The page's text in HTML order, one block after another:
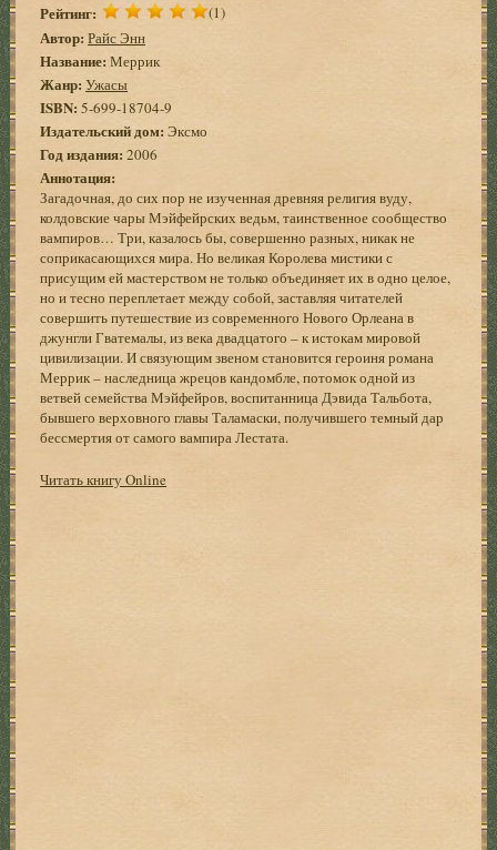
Рейтинг: (1)
Автор: Райс Энн
Название:Меррик
Жанр: Ужасы
ISBN: 5-699-18704-9
Издательский дом: Эксмо
Год издания: 2006
Аннотация:
Загадочная, до сих пор не изученная древняя религия вуду,
колдовские чары Мэйфейрских ведьм, таинственное сообщество
вампиров… Три, казалось бы, совершенно разных, никак не
соприкасающихся мира. Но великая Королева мистики с
присущим ей мастерством не только объединяет их в одно целое,
но и тесно переплетает между собой, заставляя читателей
совершить путешествие из современного Нового Орлеана в
джунгли Гватемалы, из века двадцатого – к истокам мировой
цивилизации. И связующим звеном становится героиня романа
Меррик – наследница жрецов кандомбле, потомок одной из
ветвей семейства Мэйфейров, воспитанница Дэвида Тальбота,
бывшего верховного главы Таламаски, получившего темный дар
бессмертия от самого вампира Лестата.
Читать книгу Online